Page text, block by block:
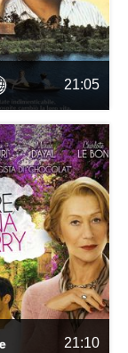
21:05
21:10